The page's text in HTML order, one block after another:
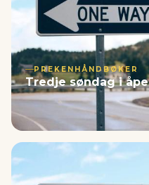
PREKENHÅNDBØKER
Tredje søndag i